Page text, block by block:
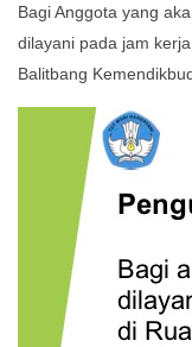
Bagi Anggota yang
dilayani pada jam
Balitbang